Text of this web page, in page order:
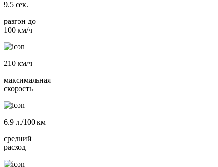
9.5 сек.
разгон до
100 км/ч
210 км/ч
максимальная
скорость
6.9 л./100 км
средний
расход